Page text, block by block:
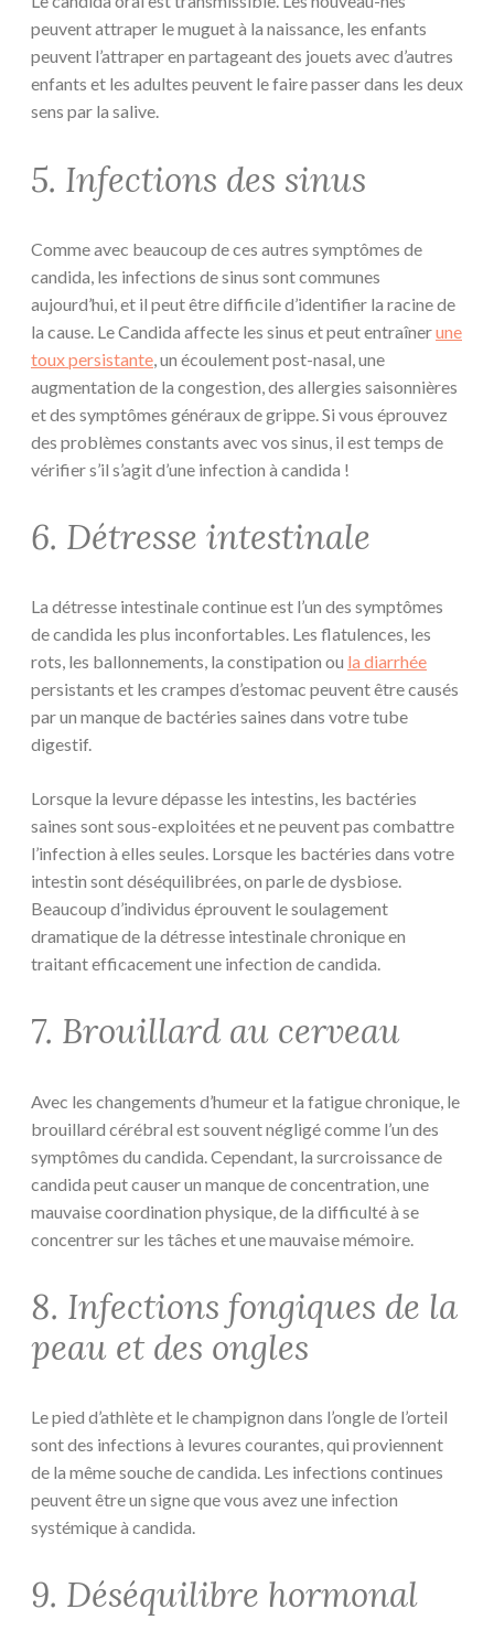
peuvent attraper le muguet à la naissance, les enfants
peuvent l’attraper en partageant des jouets avec d’autres
enfants et les adultes peuvent le faire passer dans les deux
sens par la salive.
5. Infections des sinus
Comme avec beaucoup de ces autres symptômes de
candida, les infections de sinus sont communes
aujourd’hui, et il peut être difficile d’identifier la racine de
la cause. Le Candida affecte les sinus et peut entraînerune
toux persistante , un écoulement post-nasal, une
augmentation de la congestion, des allergies saisonnières
et des symptômes généraux de grippe. Si vous éprouvez
des problèmes constants avec vos sinus, il est temps de
vérifier s’il s’agit d’une infection à candida !
6. Détresse intestinale
La détresse intestinale continue est l’un des symptômes
de candida les plus inconfortables. Les flatulences, les
rots, les ballonnements, la constipation ou la diarrhée
persistants et les crampes d’estomac peuvent être causés
par un manque de bactéries saines dans votre tube
digestif.
Lorsque la levure dépasse les intestins, les bactéries
saines sont sous-exploitées et ne peuvent pas combattre
l’infection à elles seules. Lorsque les bactéries dans votre
intestin sont déséquilibrées, on parle de dysbiose.
Beaucoup d’individus éprouvent le soulagement
dramatique de la détresse intestinale chronique en
traitant efficacement une infection de candida.
7. Brouillard au cerveau
Avec les changements d’humeur et la fatigue chronique, le
brouillard cérébral est souvent négligé comme l’un des
symptômes du candida. Cependant, la surcroissance de
candida peut causer un manque de concentration, une
mauvaise coordination physique, de la difficulté à se
concentrer sur les tâches et une mauvaise mémoire.
8. Infections fongiques de la
peau et des ongles
Le pied d’athlète et le champignon dans l’ongle de l’orteil
sont des infections à levures courantes, qui proviennent
de la même souche de candida. Les infections continues
peuvent être un signe que vous avez une infection
systémique à candida.
9. Déséquilibre hormonal